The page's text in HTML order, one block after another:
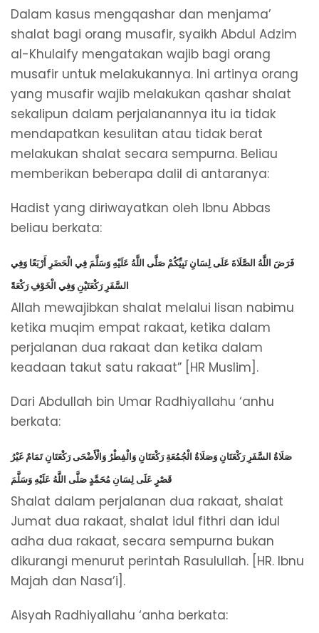
Dalam kasus mengqashar dan menjama’
shalat bagi orang musafir, syaikh Abdul Adzim
al-Khulaify mengatakan wajib bagi orang
musafir untuk melakukannya. Ini artinya orang
yang musafir wajib melakukan qashar shalat
sekalipun dalam perjalanannya itu ia tidak
mendapatkan kesulitan atau tidak berat
melakukan shalat secara sempurna. Beliau
memberikan beberapa dalil di antaranya:
Hadist yang diriwayatkan oleh Ibnu Abbas
beliau berkata:
فَرَضَ اللَّهُ الصَّلَاةَ عَلَى لِسَانِ نَبِيِّكُمْ صَلَّى اللَّهُ عَلَيْهِ وَسَلَّمَ فِي الْحَضَرِ أَرْبَعًا وَفِي
السَّفَرِ رَكْعَتَيْنِ وَفِي الْخَوْفِ رَكْعَةً
Allah mewajibkan shalat melalui lisan nabimu
ketika muqim empat rakaat, ketika dalam
perjalanan dua rakaat dan ketika dalam
keadaan takut satu rakaat” [HR Muslim].
Dari Abdullah bin Umar Radhiyallahu ‘anhu
berkata:
صَلَاةُ السَّفَرِ رَكْعَتَانِ وَصَلَاةُ الْجُمُعَةِ رَكْعَتَانِ وَالْفِطْرُ وَالْأَضْحَى رَكْعَتَانِ تَمَامٌ غَيْرُ
قَصْرٍ عَلَى لِسَانِ مُحَمَّدٍ صَلَّى اللَّهُ عَلَيْهِ وَسَلَّمَ
Shalat dalam perjalanan dua rakaat, shalat
Jumat dua rakaat, shalat idul fithri dan idul
adha dua rakaat, secara sempurna bukan
dikurangi menurut perintah Rasulullah. [HR. Ibnu
Majah dan Nasa’i].
Aisyah Radhiyallahu ‘anha berkata: